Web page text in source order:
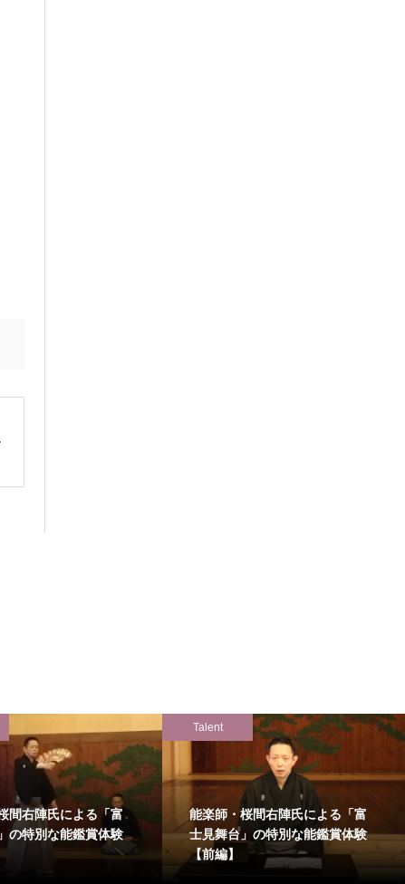
間右陣氏による「富
の特別な能鑑賞体験
Talent
能楽師・桜間右陣氏による「富
士見舞台」の特別な能鑑賞体験
【前編】